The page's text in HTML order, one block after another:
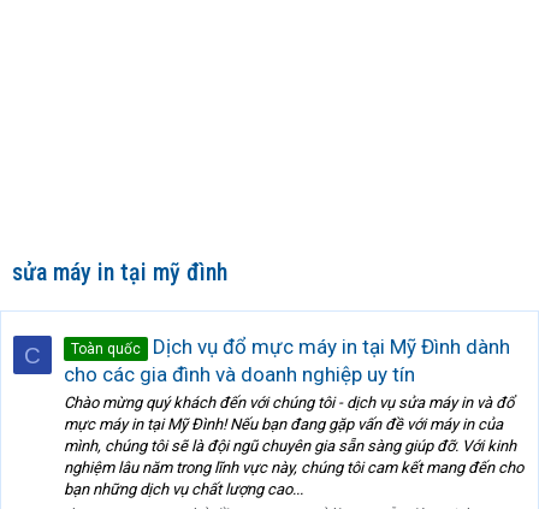
sửa máy in tại mỹ đình
C Toàn quốc
Dịch vụ đổ mực máy in tại Mỹ Đình dành
cho các gia đình và doanh nghiệp uy tín
Chào mừng quý khách đến với chúng tôi - dịch vụ sửa máy in và đổ
mực máy in tại Mỹ Đình! Nếu bạn đang gặp vấn đề với máy in của
mình, chúng tôi sẽ là đội ngũ chuyên gia sẵn sàng giúp đỡ. Với kinh
nghiệm lâu năm trong lĩnh vực này, chúng tôi cam kết mang đến cho
bạn những dịch vụ chất lượng cao...